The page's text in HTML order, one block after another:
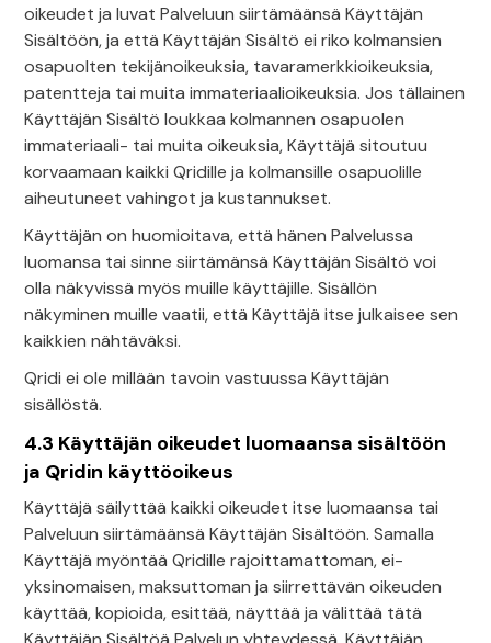
oikeudet ja luvat Palveluun siirtämäänsä Käyttäjän
Sisältöön, ja että Käyttäjän Sisältö ei riko kolmansien
osapuolten tekijänoikeuksia, tavaramerkkioikeuksia,
patentteja tai muita immateriaalioikeuksia. Jos tällainen
Käyttäjän Sisältö loukkaa kolmannen osapuolen
immateriaali- tai muita oikeuksia, Käyttäjä sitoutuu
korvaamaan kaikki Qridille ja kolmansille osapuolille
aiheutuneet vahingot ja kustannukset.
Käyttäjän on huomioitava, että hänen Palvelussa
luomansa tai sinne siirtämänsä Käyttäjän Sisältö voi
olla näkyvissä myös muille käyttäjille. Sisällön
näkyminen muille vaatii, että Käyttäjä itse julkaisee sen
kaikkien nähtäväksi.
Qridi ei ole millään tavoin vastuussa Käyttäjän
sisällöstä.
4.3 Käyttäjän oikeudet luomaansa sisältöön
ja Qridin käyttöoikeus
Käyttäjä säilyttää kaikki oikeudet itse luomaansa tai
Palveluun siirtämäänsä Käyttäjän Sisältöön. Samalla
Käyttäjä myöntää Qridille rajoittamattoman, ei-
yksinomaisen, maksuttoman ja siirrettävän oikeuden
käyttää, kopioida, esittää, näyttää ja välittää tätä